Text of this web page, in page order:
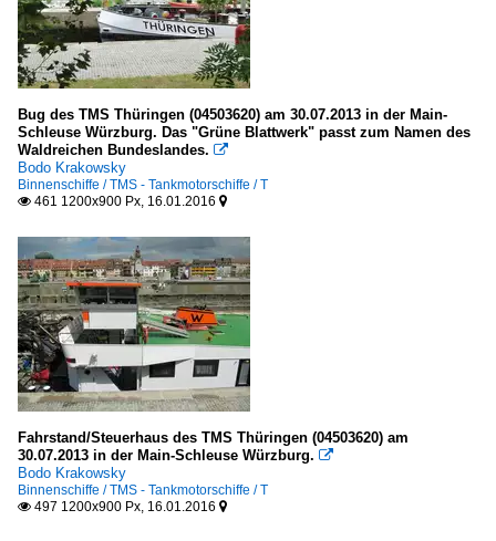
Bug des TMS Thüringen (04503620) am 30.07.2013 in der Main-
Schleuse Würzburg. Das "Grüne Blattwerk" passt zum Namen des
Waldreichen Bundeslandes. 
Bodo Krakowsky
Binnenschiffe / TMS - Tankmotorschiffe / T
 461 1200x900 Px, 16.01.2016 
Fahrstand/Steuerhaus des TMS Thüringen (04503620) am
30.07.2013 in der Main-Schleuse Würzburg. 
Bodo Krakowsky
Binnenschiffe / TMS - Tankmotorschiffe / T
 497 1200x900 Px, 16.01.2016 